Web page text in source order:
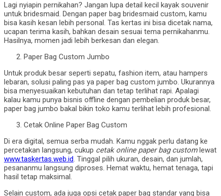
Lagi nyiapin pernikahan? Jangan lupa detail kecil kayak souvenir
untuk bridesmaid. Dengan paper bag bridesmaid custom, kamu
bisa kasih kesan lebih personal. Tas kertas ini bisa dicetak nama,
ucapan terima kasih, bahkan desain sesuai tema pernikahanmu.
Hasilnya, momen jadi lebih berkesan dan elegan.
Paper Bag Custom Jumbo
Untuk produk besar seperti sepatu, fashion item, atau hampers
lebaran, solusi paling pas ya paper bag custom jumbo. Ukurannya
bisa menyesuaikan kebutuhan dan tetap terlihat rapi. Apalagi
kalau kamu punya bisnis offline dengan pembelian produk besar,
paper bag jumbo bakal bikin toko kamu terlihat lebih profesional.
Cetak Online Paper Bag Custom
Di era digital, semua serba mudah. Kamu nggak perlu datang ke
percetakan langsung, cukup cetak online paper bag customlewat
www.taskertas.web.id. Tinggal pilih ukuran, desain, dan jumlah,
pesananmu langsung diproses. Hemat waktu, hemat tenaga, tapi
hasil tetap maksimal.
Selain custom, ada juga opsi cetak paper bag standar yang bisa